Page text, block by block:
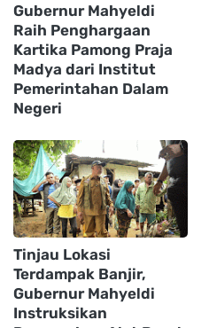
Gubernur Mahyeldi
Raih Penghargaan
Kartika Pamong Praja
Madya dari Institut
Pemerintahan Dalam
Negeri
Tinjau Lokasi
Terdampak Banjir,
Gubernur Mahyeldi
Instruksikan